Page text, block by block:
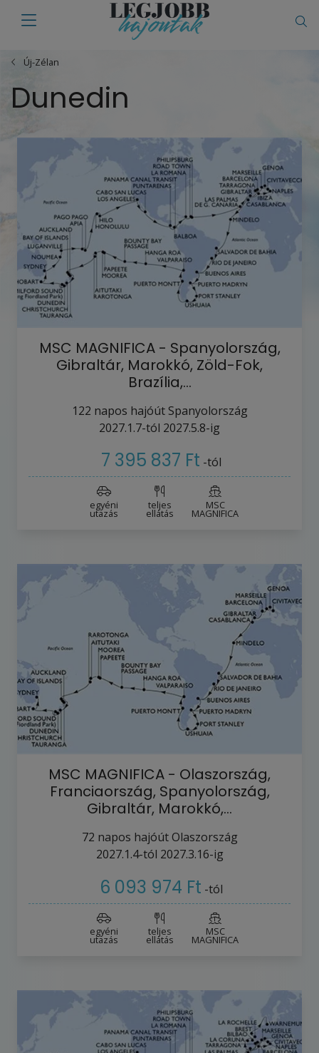
Új-Zélan
Dunedin
MSC MAGNIFICA - Spanyolország,
Gibraltár, Marokkó, Zöld-Fok,
Brazília,…
122 napos hajóút Spanyolország
2027.1.7-tól 2027.5.8-ig
7 395 837 Ft -tól
egyéni
utazás
teljes
ellátás
MSC
MAGNIFICA
MSC MAGNIFICA - Olaszország,
Franciaország, Spanyolország,
Gibraltár, Marokkó,…
72 napos hajóútOlaszország
2027.1.4-tól 2027.3.16-ig
6 093 974 Ft -tól
egyéni
utazás
teljes
ellátás
MSC
MAGNIFICA